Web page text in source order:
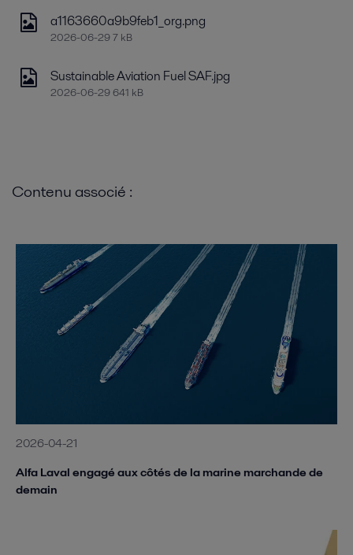
a1163660a9b9feb1_org.png
2026-06-29 7 kB
Sustainable Aviation Fuel SAF.jpg
2026-06-29 641 kB
Contenu associé :
2026-04-21
Alfa Laval engagé aux côtés de la marine marchande de
demain